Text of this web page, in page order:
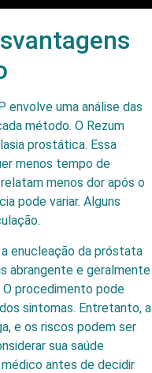
envolve uma análise das
método. O Rezum
prostática. Essa
menos tempo de
menos dor após o
pode variar. Alguns
enucleação da próstata
abrangente e geralmente
procedimento pode
sintomas. Entretanto, a
e os riscos podem ser
sua saúde
antes de decidir